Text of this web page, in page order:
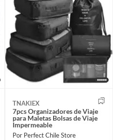
TNAKIEX
7pcs Organizadores de Viaje
para Maletas Bolsas de Viaje
Impermeable
Por Perfect Chile Store